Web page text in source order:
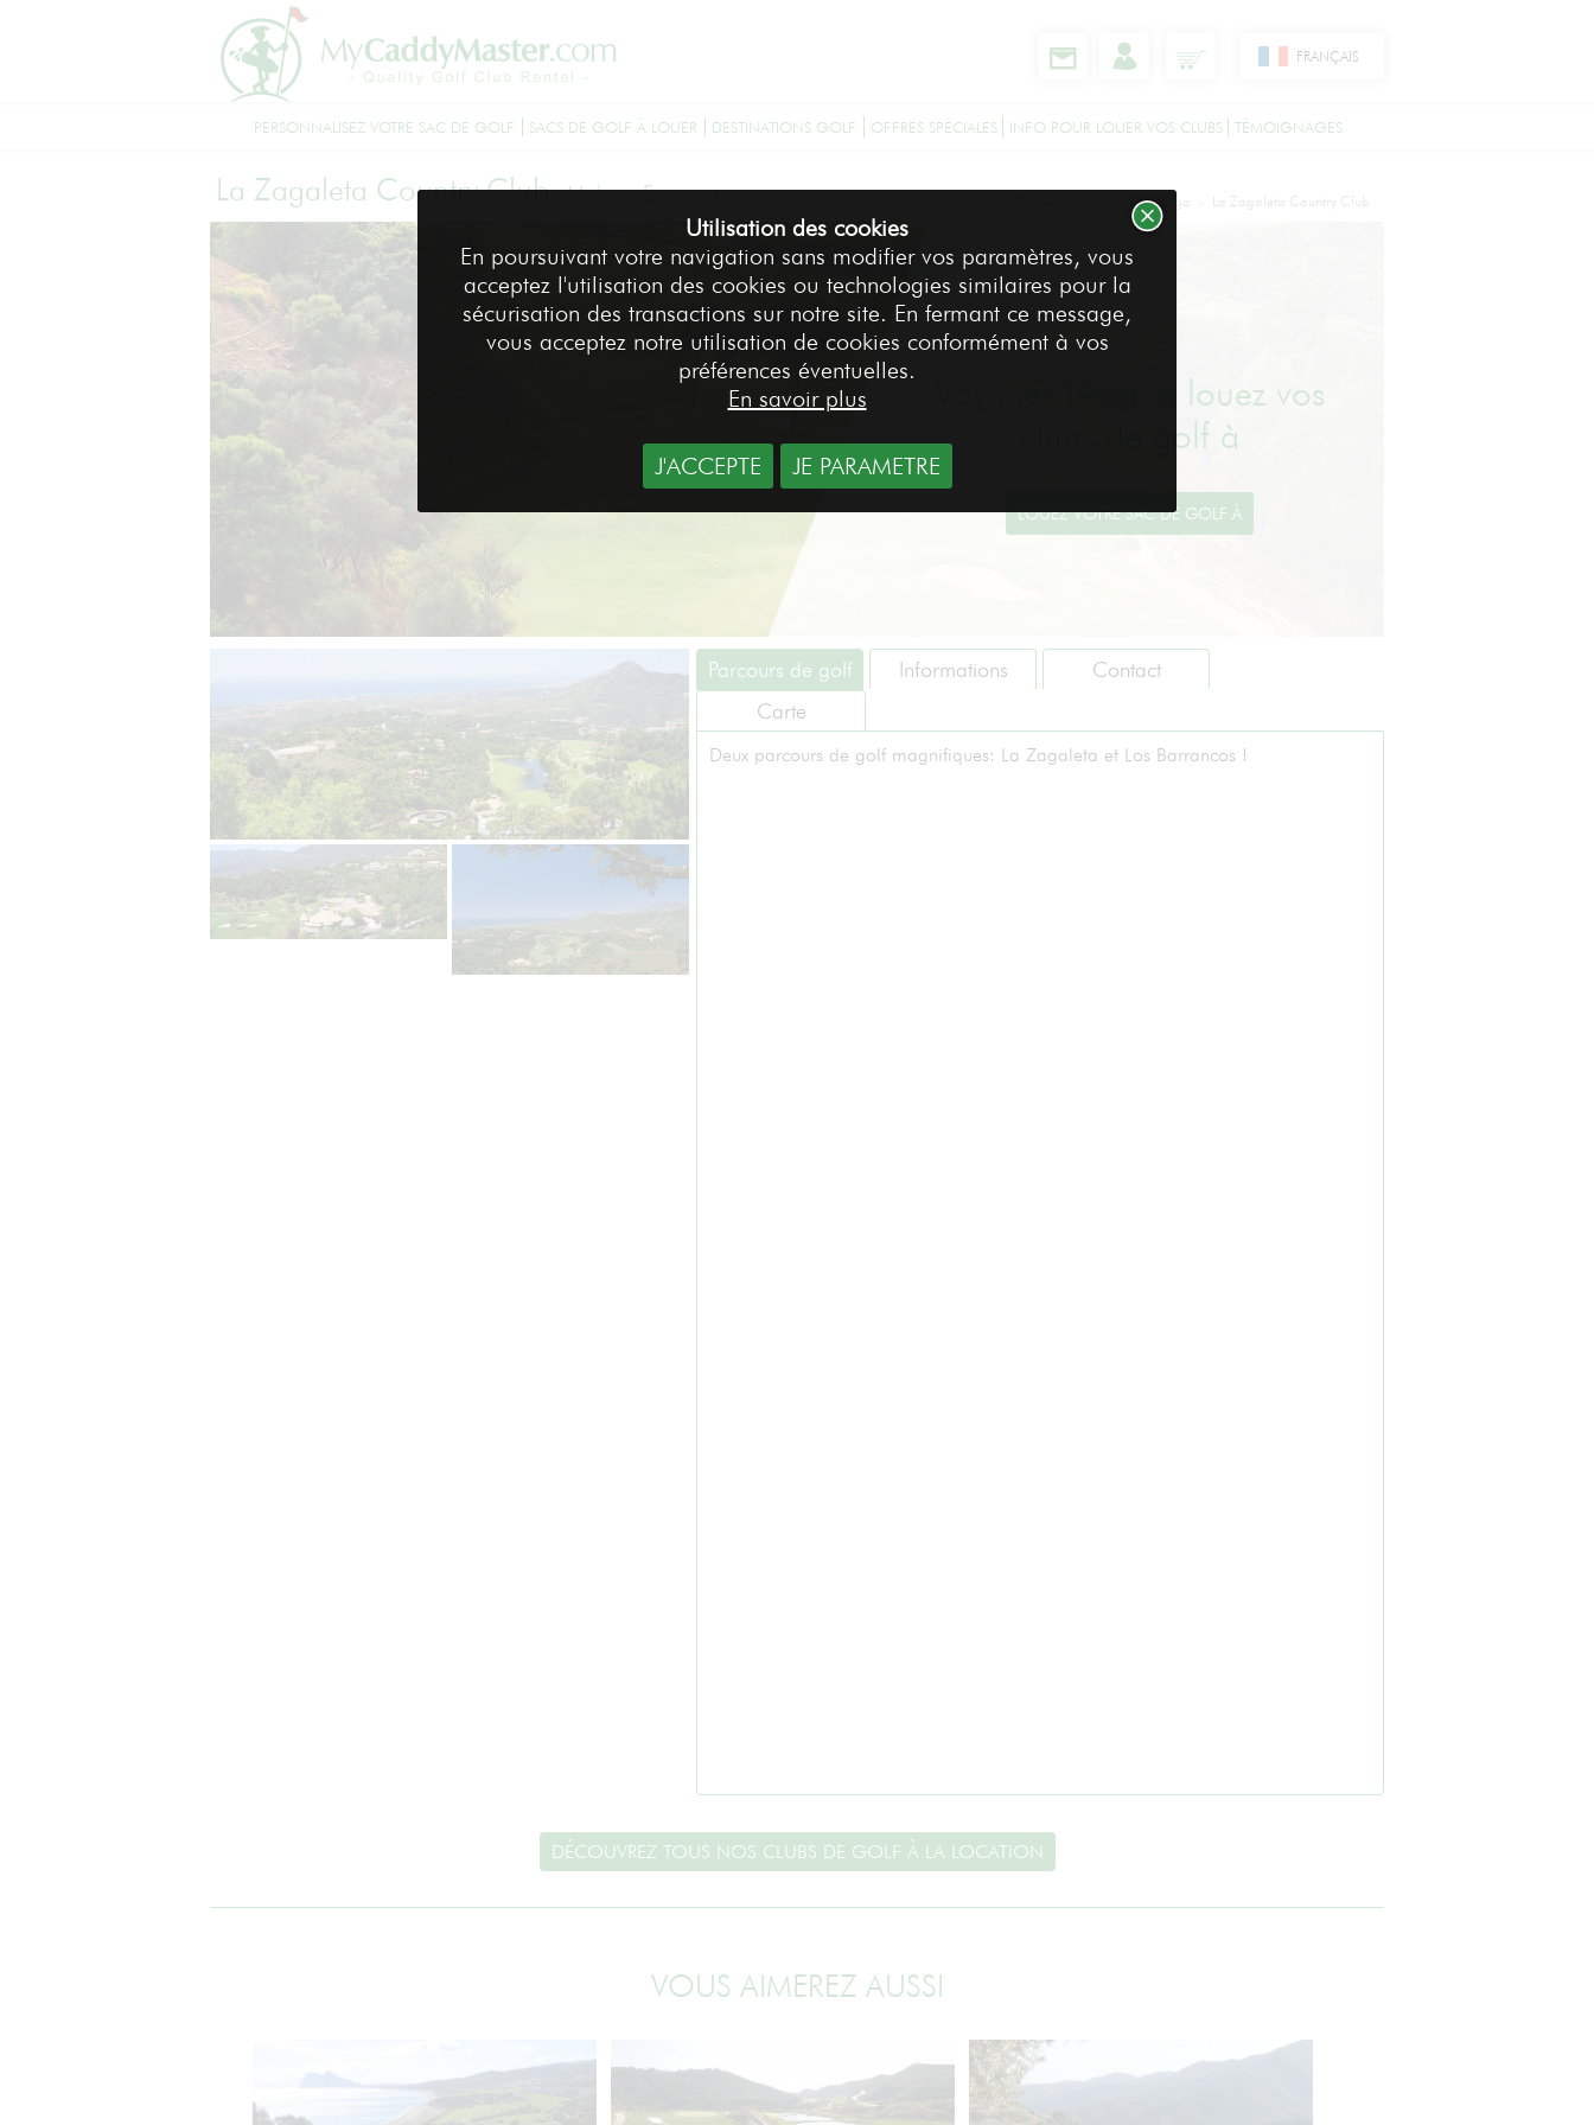
FRANÇAIS
PERSONNALISEZ VOTRE SAC DE GOLF SACS DE GOLF À LOUER DESTINATIONS GOLF OFFRES SPÉCIALES INFO POUR LOUER VOS CLUBS TÉMOIGNAGES
La Zagaleta Country Club-Malaga Espagne >Malaga La Zagaleta Country Club
Voyagez léger et louez vos
clubs de golf à
Parcours de golf Informations
Contact
Carte
Deux parcours de golf magnifiques: La Zagaleta et Los Barrancos !
DÉCOUVREZ TOUS NOS CLUBS DE GOLF À LA LOCATION
VOUS AIMEREZ AUSSI
Utilisation des cookies
En poursuivant votre navigation sans modifier vos paramètres, vous
acceptez l'utilisation des cookies ou technologies similaires pour la
sécurisation des transactions sur notre site. En fermant ce message,
vous acceptez notre utilisation de cookies conformément à vos
préférences éventuelles.
En savoir plus
J'ACCEPTE JE PARAMETRE